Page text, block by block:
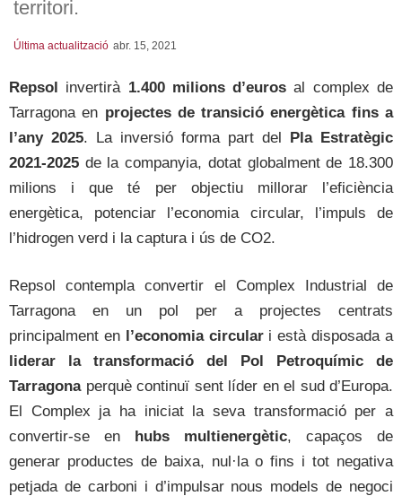
territori.
Última actualització abr. 15, 2021
Repsol invertirà 1.400 milions d’euros al complex de
Tarragona en projectes de transició energètica fins a
l’any 2025. La inversió forma part del Pla Estratègic
2021-2025 de la companyia, dotat globalment de 18.300
milions i que té per objectiu millorar l’eficiència
energètica, potenciar l’economia circular, l’impuls de
l’hidrogen verd i la captura i ús de CO2.
Repsol contempla convertir el Complex Industrial de
Tarragona en un pol per a projectes centrats
principalment en l’economia circulari està disposada a
liderar la transformació del Pol Petroquímic de
Tarragonaperquè continuï sent líder en el sud d’Europa.
El Complex ja ha iniciat la seva transformació per a
convertir-se en hubs multienergètic, capaços de
generar productes de baixa, nul·la o fins i tot negativa
petjada de carboni i d’impulsar nous models de negoci